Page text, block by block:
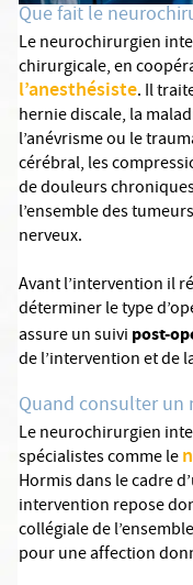
Que fait le
Le neurochirurgien
chirurgicale, en
l’anesthésiste. Il
hernie discale, la
l’anévrisme ou le
cérébral, les
de douleurs
l’ensemble des
nerveux.
Avant l’intervention il
déterminer le type
assure un suivi post-
de l’intervention et de
Quand consulter un
Le neurochirurgien
spécialistes comme le
Hormis dans le cadre
intervention repose
collégiale de
pour une affection